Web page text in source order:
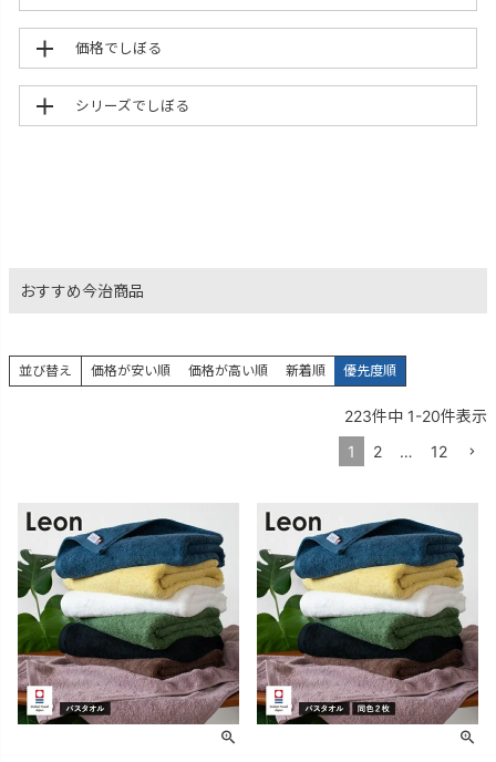
価格でしぼる
シリーズでしぼる
おすすめ今治商品
並び替え 価格が安い順 価格が高い順 新着順 優先度順
223件中 1-20件表示
1
2 … 12